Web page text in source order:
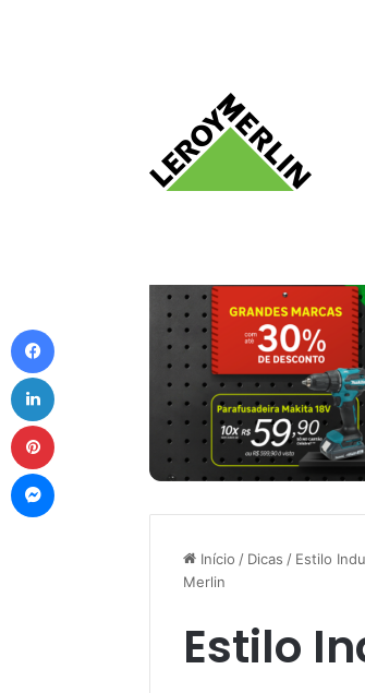
Início / Dicas / Estilo
Merlin
Estilo